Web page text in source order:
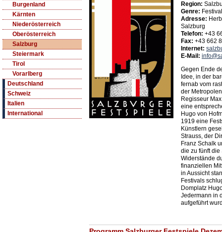
Burgenland
Kärnten
Niederösterreich
Oberösterreich
Salzburg
Steiermark
Tirol
Vorarlberg
Deutschland
Schweiz
Italien
International
Region:
Genre:
Adresse:
Salzburg
Telefon: +43
Fax: +43 662
Internet:
E-Mail:
Gegen Ende
Idee, in der
fernab vom
der
Regisseur
eine
Hugo von
1919 eine
Künstlern
Strauss, der
Franz Schalk
die zu fünft
Widerstände
finanziellen
in Aussicht
Festivals
Domplatz
Jedermann in
aufgeführt